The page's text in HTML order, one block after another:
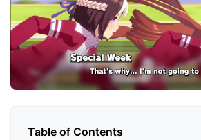
Table of Contents